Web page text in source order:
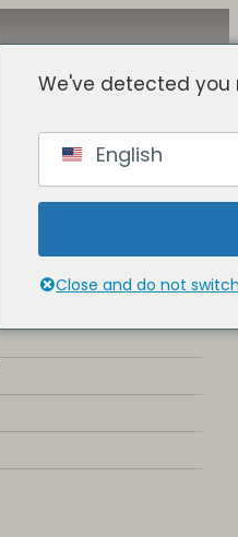
English
Portuguese
We've detected
English
Close and do not